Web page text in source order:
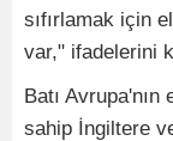
sıfırlamak için
var," ifadelerini
Batı
sahip İngiltere